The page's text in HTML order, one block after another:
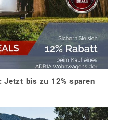
bis zu 12% sparen